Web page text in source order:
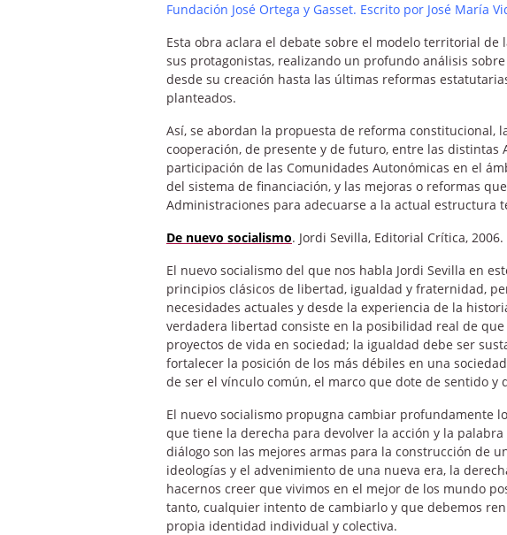
Fundación José Ortega y Gasset. Escrito por José María
Esta obra aclara el debate sobre el modelo territorial de
sus protagonistas, realizando un profundo análisis
desde su creación hasta las últimas reformas
planteados.
Así, se abordan la propuesta de reforma constitucional,
cooperación, de presente y de futuro, entre las distintas
participación de las Comunidades Autonómicas en el
del sistema de financiación, y las mejoras o reformas
Administraciones para adecuarse a la actual estructura
De nuevo socialismo. Jordi Sevilla, Editorial Crítica, 2006.
El nuevo socialismo del que nos habla Jordi Sevilla en
principios clásicos de libertad, igualdad y fraternidad,
necesidades actuales y desde la experiencia de la
verdadera libertad consiste en la posibilidad real de
proyectos de vida en sociedad; la igualdad debe ser
fortalecer la posición de los más débiles en una
de ser el vínculo común, el marco que dote de sentido y
El nuevo socialismo propugna cambiar profundamente
que tiene la derecha para devolver la acción y la
diálogo son las mejores armas para la construcción de
ideologías y el advenimiento de una nueva era, la
hacernos creer que vivimos en el mejor de los mundo
tanto, cualquier intento de cambiarlo y que debemos
propia identidad individual y colectiva.